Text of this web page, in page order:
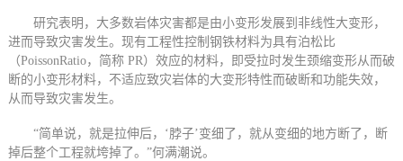
研究表明，大多数岩体灾害都是由小变形发展到非线性大变形，
进而导致灾害发生。现有工程性控制钢铁材料为具有泊松比
（PoissonRatio，简称 PR）效应的材料，即受拉时发生颈缩变形从而破
断的小变形材料，不适应致灾岩体的大变形特性而破断和功能失效，
从而导致灾害发生。
“简单说，就是拉伸后，‘脖子’变细了，就从变细的地方断了，断
掉后整个工程就垮掉了。”何满潮说。